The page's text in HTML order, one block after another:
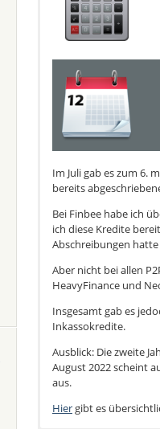
Im Juli gab es zum 6.
bereits
Bei Finbee habe ich
ich diese Kredite
Abschreibungen
Aber nicht bei allen
HeavyFinance und
Insgesamt gab es
Inkassokredite.
Ausblick: Die zweite
August 2022 scheint
aus.
Hiergibt es